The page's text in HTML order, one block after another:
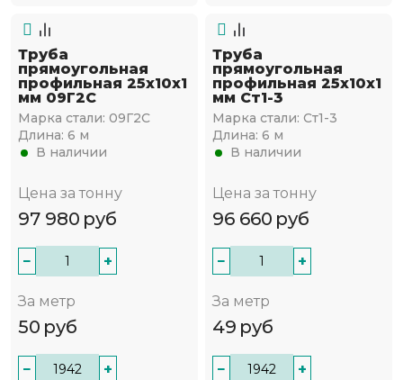
Труба
прямоугольная
профильная 25х10х1
мм 09Г2С
Марка стали: 09Г2С
Длина: 6 м
В наличии
Цена за тонну
97 980 руб
− +
За метр
50 руб
− +
Труба
прямоугольная
профильная 25х10х1
мм Ст1-3
Марка стали: Ст1-3
Длина: 6 м
В наличии
Цена за тонну
96 660 руб
− +
За метр
49 руб
− +